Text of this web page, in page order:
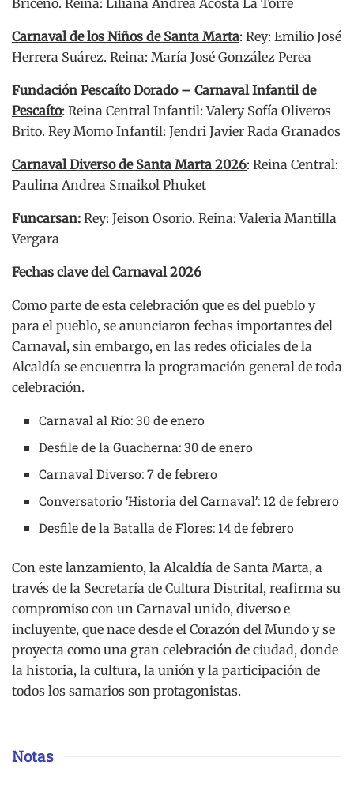
Carnaval de los Niños de Santa Marta: Rey: Emilio José
Herrera Suárez. Reina: María José González Perea
Fundación Pescaíto Dorado – Carnaval Infantil de
Pescaíto: Reina Central Infantil: Valery Sofía Oliveros
Brito. Rey Momo Infantil: Jendri Javier Rada Granados
Carnaval Diverso de Santa Marta 2026: Reina Central:
Paulina Andrea Smaikol Phuket
Funcarsan: Rey: Jeison Osorio. Reina: Valeria Mantilla
Vergara
Fechas clave del Carnaval 2026
Como parte de esta celebración que es del pueblo y
para el pueblo, se anunciaron fechas importantes del
Carnaval, sin embargo, en las redes oficiales de la
Alcaldía se encuentra la programación general de toda
celebración.
Carnaval al Río: 30 de enero
Desfile de la Guacherna: 30 de enero
Carnaval Diverso: 7 de febrero
Conversatorio ‘Historia del Carnaval’: 12 de febrero
Desfile de la Batalla de Flores: 14 de febrero
Con este lanzamiento, la Alcaldía de Santa Marta, a
través de la Secretaría de Cultura Distrital, reafirma su
compromiso con un Carnaval unido, diverso e
incluyente, que nace desde el Corazón del Mundo y se
proyecta como una gran celebración de ciudad, donde
la historia, la cultura, la unión y la participación de
todos los samarios son protagonistas.
Notas